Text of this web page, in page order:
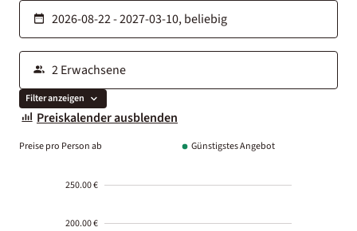
Filter anzeigen
Preiskalender ausblenden
Preise pro Person ab Günstigstes Angebot
250.00 €
200.00 €